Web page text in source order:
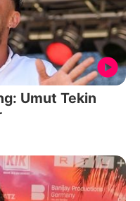
Umut Tekin